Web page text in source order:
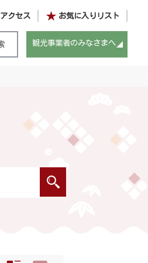
アクセス お気に入りリスト
観光事業者のみなさまへ